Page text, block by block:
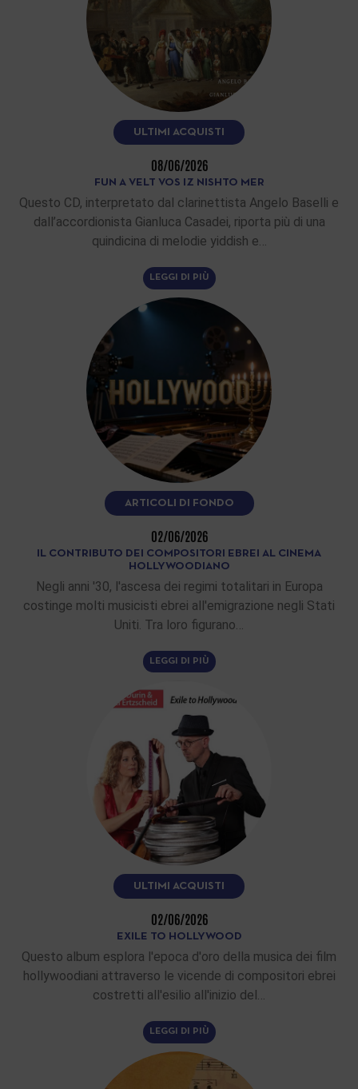
ULTIMI ACQUISTI
08/06/2026
FUN A VELT VOS IZ NISHTO MER
Questo CD, interpretato dal clarinettista Angelo Baselli e
dall’accordionista Gianluca Casadei, riporta più di una
quindicina di melodie yiddish e…
LEGGI DI PIÙ
ARTICOLI DI FONDO
02/06/2026
IL CONTRIBUTO DEI COMPOSITORI EBREI AL CINEMA
HOLLYWOODIANO
Negli anni '30, l'ascesa dei regimi totalitari in Europa
costinge molti musicisti ebrei all'emigrazione negli Stati
Uniti. Tra loro figurano…
LEGGI DI PIÙ
ULTIMI ACQUISTI
02/06/2026
EXILE TO HOLLYWOOD
Questo album esplora l'epoca d'oro della musica dei film
hollywoodiani attraverso le vicende di compositori ebrei
costretti all'esilio all'inizio del…
LEGGI DI PIÙ